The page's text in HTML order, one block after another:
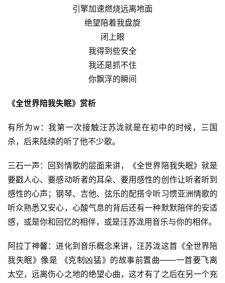
引擎加速燃烧远离地面
绝望陪着我盘旋
闭上眼
我得到些安全
我还是抓不住
你飘浮的瞬间
《全世界陪我失眠》赏析
有所为w：我第一次接触汪苏泷就是在初中的时候，三国
杀，后来陆续的听了他不少歌。
三石一声：回到情歌的层面来讲，《全世界陪我失眠》就是
要戳人心、要感动听者的耳朵、要用感性的创作让听者听到
感性的心声；钢琴、吉他、弦乐的配搭令听习惯亚洲情歌的
听众熟悉又安心，心酸气息的背后还有一种默默陪伴的安适
感，或是你和回忆的相伴，或是汪苏泷用音乐与你的相伴。
阿拉丁神馨：进化到音乐概念来讲，汪苏泷这首《全世界陪
我失眠》像是 《克制凶猛》的故事前置曲——一首要飞离
太空，远离伤心之地的绝望心曲，这才有了之后在另一个充